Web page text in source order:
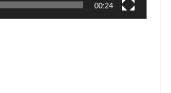
00:24